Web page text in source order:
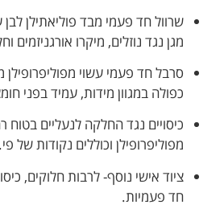
שרוול חד פעמי מבד פוליאתילן לבן
מגן נגד נוזלים, מיקרו אורגניזמים
סרבל חד פעמי עשוי מפוליפרופילן
כפולה במגוון מידות, עמיד בפני
כיסויים נגד החלקה לנעליים בטוח
מפוליפרופילן וכוללים נקודות של
ציוד אישי נוסף- לרבות חלוקים,
חד פעמיות.